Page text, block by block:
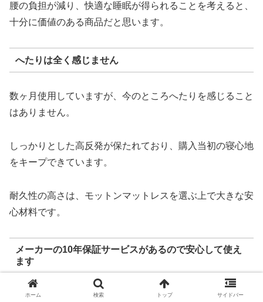
腰の負担が減り、快適な睡眠が得られることを考えると、
十分に価値のある商品だと思います。
へたりは全く感じません
数ヶ月使用していますが、今のところへたりを感じること
はありません。
しっかりとした高反発が保たれており、購入当初の寝心地
をキープできています。
耐久性の高さは、モットンマットレスを選ぶ上で大きな安
心材料です。
メーカーの10年保証サービスがあるので安心して使え
ます
モットンマットレスには10年保証がついているため、長
ホーム 検索 トップ サイドバー